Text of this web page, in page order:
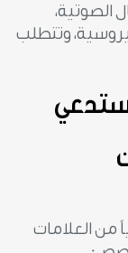
الصوتية،
وتتطلب
من العلامات